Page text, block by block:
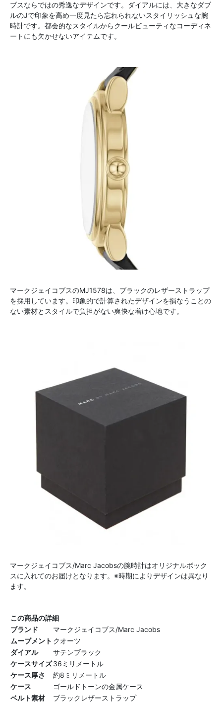
ブスならではの秀逸なデザインです。ダイアルには、大きなダブ
ルのJで印象を高め一度見たら忘れられないスタイリッシュな腕
時計です。都会的なスタイルからクールビューティなコーディネ
ートにも欠かせないアイテムです。
マークジェイコブスのMJ1578は、ブラックのレザーストラップ
を採用しています。印象的で計算されたデザインを損なうことの
ない素材とスタイルで負担がない爽快な着け心地です。
マークジェイコブス/Marc Jacobsの腕時計はオリジナルボック
スに入れてのお届けとなります。※時期によりデザインは異なり
ます。
この商品の詳細
ブランド
マークジェイコブス/Marc Jacobs
ムーブメント クオーツ
ダイアル
サテンブラック
ケースサイズ36ミリメートル
ケース厚さ
約8ミリメートル
ケース
ゴールドトーンの金属ケース
ベルト素材
ブラックレザーストラップ